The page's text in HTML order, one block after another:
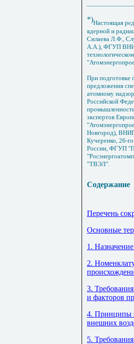
*)Настоящая
ядерной и
Силаева Л.Ф.,
А.А.), ФГУП
При подготовке
предложения
атомному
Российской
экспертов
Новгород),
Кучеренко,
России, ФГУП
"ТВЭЛ".
Содержание
Перечень
Основные
1.
2.
3.
и факторов
4. Принципы
внешних
5.